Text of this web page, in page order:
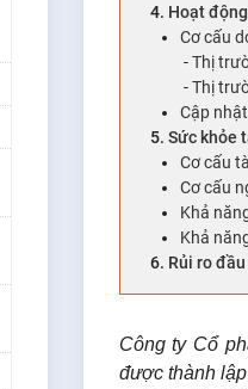
Hoạt
Cơ cấu
Thị
Thị
Cập
Sức khỏe
Cơ cấu
Cơ cấu
Khả
Khả
Rủi ro
Công ty Cổ
được thành